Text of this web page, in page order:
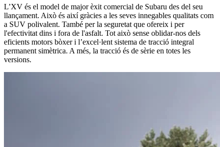
L’XV és el model de major èxit comercial de Subaru des del seu
llançament. Això és així gràcies a les seves innegables qualitats com
a SUV polivalent. També per la seguretat que ofereix i per
l'efectivitat dins i fora de l'asfalt. Tot això sense oblidar-nos dels
eficients motors bòxer i l’excel·lent sistema de tracció integral
permanent simètrica. A més, la tracció és de sèrie en totes les
versions.